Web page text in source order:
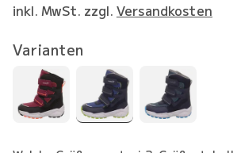
inkl. MwSt. zzgl. Versandkosten
Varianten